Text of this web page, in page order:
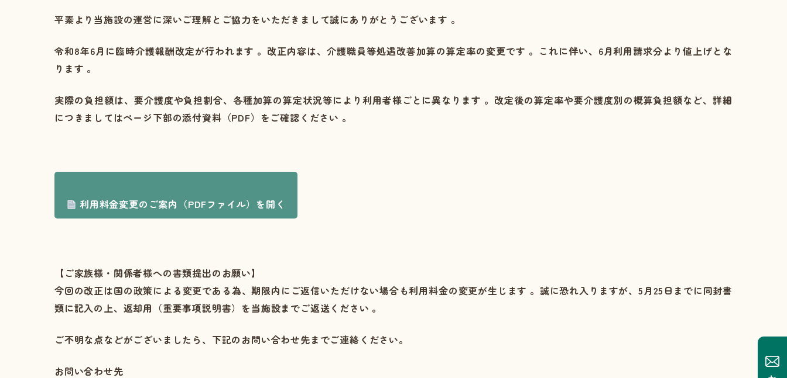
平素より当施設の運営に深いご理解とご協力をいただきまして誠にありがとうございます 。
令和8年6月に臨時介護報酬改定が行われます 。改正内容は、介護職員等処遇改善加算の算定率の変更です 。これに伴い、6月利用請求分より値上げとな
ります 。
実際の負担額は、要介護度や負担割合、各種加算の算定状況等により利用者様ごとに異なります 。改定後の算定率や要介護度別の概算負担額など、詳細
につきましてはページ下部の添付資料（PDF）をご確認ください 。
利用料金変更のご案内（PDFファイル）を開く
【ご家族様・関係者様への書類提出のお願い】
今回の改正は国の政策による変更である為、期限内にご返信いただけない場合も利用料金の変更が生じます 。誠に恐れ入りますが、5月25日までに同封書
類に記入の上、返却用（重要事項説明書）を当施設までご返送ください 。
ご不明な点などがございましたら、下記のお問い合わせ先までご連絡ください。
お問い合わせ先